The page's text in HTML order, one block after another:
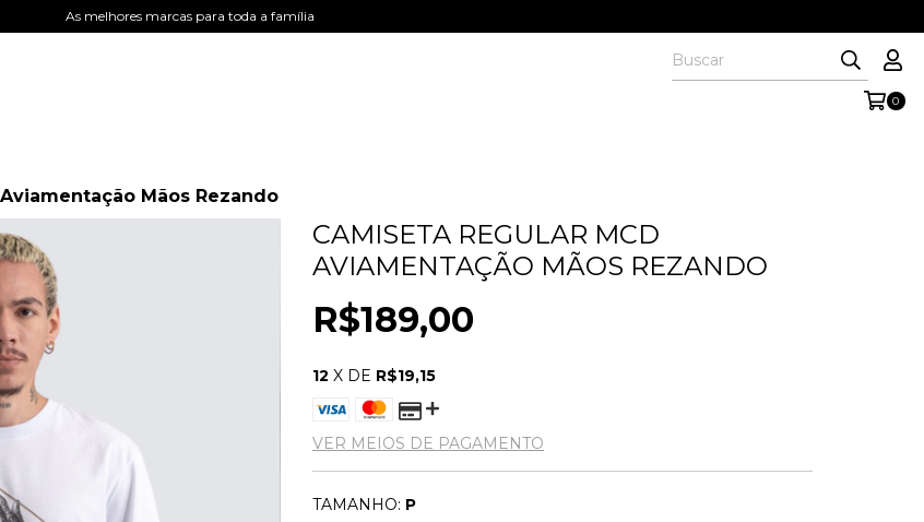
As melhores marcas para toda a família
0
Mãos Rezando
CAMISETA REGULAR MCD
AVIAMENTAÇÃO MÃOS REZANDO
R$189,00
12 X DE R$19,15
VER MEIOS DE PAGAMENTO
TAMANHO: P